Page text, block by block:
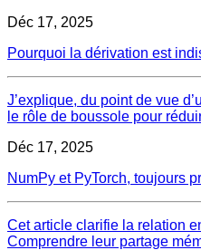
Déc 17, 2025
Pourquoi la dérivation est
J’explique, du point de vue
le rôle de boussole pour
Déc 17, 2025
NumPy et PyTorch, toujours
Cet article clarifie la relation
Comprendre leur partage